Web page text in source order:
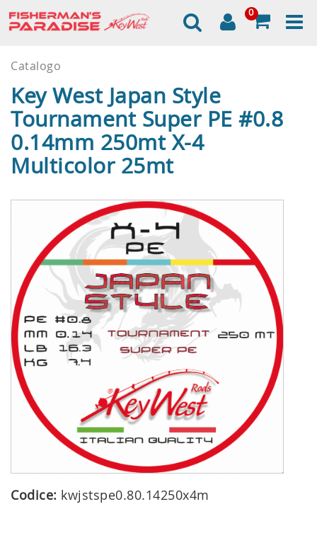
0
Catalogo
Key West Japan Style
Tournament Super PE #0.8
0.14mm 250mt X-4
Multicolor 25mt
Codice: kwjstspe0.80.14250x4m